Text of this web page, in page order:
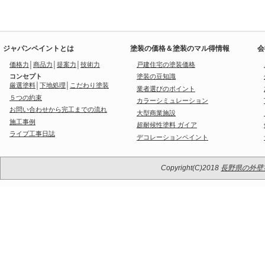
ジャパンペイントとは
価格力 商品力 提案力
技術力
コンセプト
厳選塗料 下地処理
こだわり塗装
５つの約束
お問い合わせから完工までの流れ
施工事例
ライブ工事日誌
塗装の価格＆塗装のマル得情報
戸建住宅の塗装価格
塗装の豆知識
業者選びのポイント
カラーシミュレーション
大型商業施設
超耐候性塗料 ガイア
デコレーションペイント
Copyright(C)2018 長野県の外